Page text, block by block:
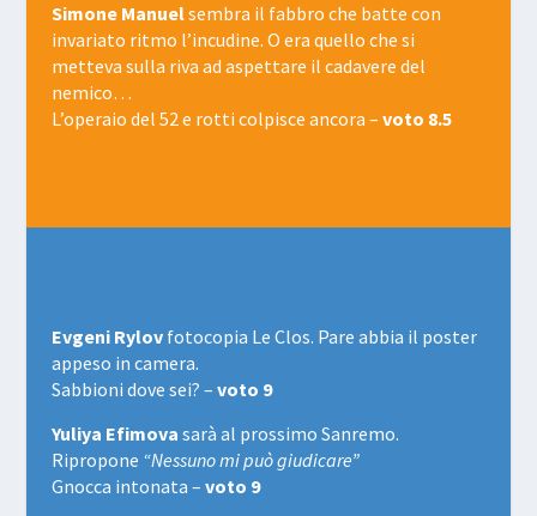
Simone Manuelsembra il fabbro che batte con
invariato ritmo l’incudine. O era quello che si
metteva sulla riva ad aspettare il cadavere del
nemico…
L’operaio del 52 e rotti colpisce ancora – voto 8.5
Evgeni Rylovfotocopia Le Clos. Pare abbia il poster
appeso in camera.
Sabbioni dove sei? – voto 9
Yuliya Efimova sarà al prossimo Sanremo.
Ripropone “Nessuno mi può giudicare”
Gnocca intonata – voto 9